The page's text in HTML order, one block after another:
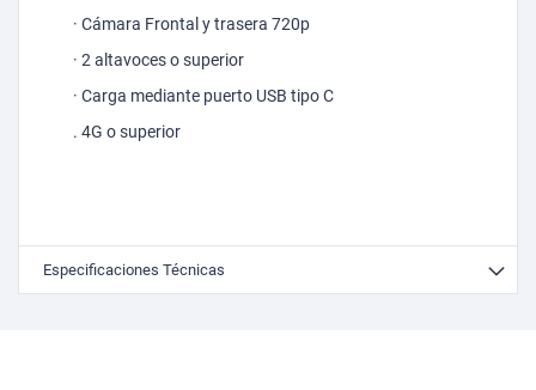
· Cámara Frontal y trasera 720p
· 2 altavoces o superior
· Carga mediante puerto USB tipo C
. 4G o superior
Especificaciones Técnicas